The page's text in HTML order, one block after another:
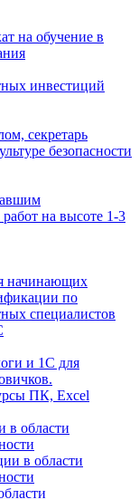
на обучение в
инвестиций
секретарь
безопасности
на высоте 1-3
начинающих
по
специалистов
и 1С для
ПК, Excel
в области
в области